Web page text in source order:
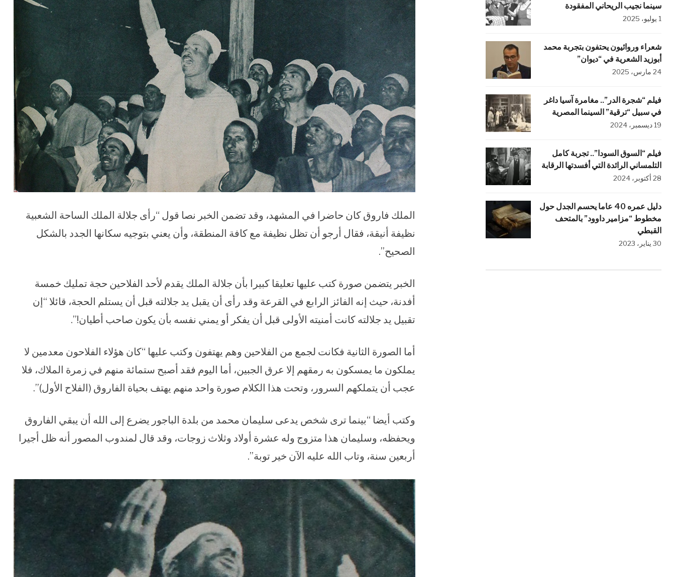
الملك فاروق كان حاضرا في المشهد، وقد تضمن الخبر نصا قول “رأى جلالة الملك الساحة الشعبية
نظيفة أنيقة، فقال أرجو أن تظل نظيفة مع كافة المنطقة، وأن يعني بتوجيه سكانها الجدد بالشكل
الصحيح”.
الخبر يتضمن صورة كتب عليها تعليقا كبيرا بأن جلالة الملك يقدم لأحد الفلاحين حجة تمليك خمسة
أفدنة، حيث إنه الفائز الرابع في القرعة وقد رأى أن يقبل يد جلالته قبل أن يستلم الحجة، قائلا “إن
تقبيل يد جلالته كانت أمنيته الأولى قبل أن يفكر أو يمني نفسه بأن يكون صاحب أطيان!”.
أما الصورة الثانية فكانت لجمع من الفلاحين وهم يهتفون وكتب عليها “كان هؤلاء الفلاحون معدمين لا
يملكون ما يمسكون به رمقهم إلا عرق الجبين، أما اليوم فقد أصبح ستمائة منهم في زمرة الملاك، فلا
عجب أن يتملكهم السرور، وتحت هذا الكلام صورة واحد منهم يهتف بحياة الفاروق (الفلاح الأول)”.
وكتب أيضا “بينما ترى شخص يدعى سليمان محمد من بلدة الباجور يضرع إلى الله أن يبقي الفاروق
ويحفظه، وسليمان هذا متزوج وله عشرة أولاد وثلاث زوجات، وقد قال لمندوب المصور أنه ظل أجيرا
أربعين سنة، وتاب الله عليه الآن خير توبة”.
سينما نجيب الريحاني المفقودة
1 يوليو، 2025
شعراء وروائيون يحتفون بتجربة محمد
أبوزيد الشعرية في “ديوان”
24 مارس، 2025
فيلم “شجرة الدر”.. مغامرة آسيا داغر
في سبيل “ترقية” السينما المصرية
19 ديسمبر، 2024
فيلم “السوق السودا”.. تجربة كامل
التلمساني الرائدة التي أفسدتها الرقابة
28 أكتوبر، 2024
دليل عمره 40 عاما يحسم الجدل حول
مخطوط “مزامير داوود” بالمتحف
القبطي
30 يناير، 2023